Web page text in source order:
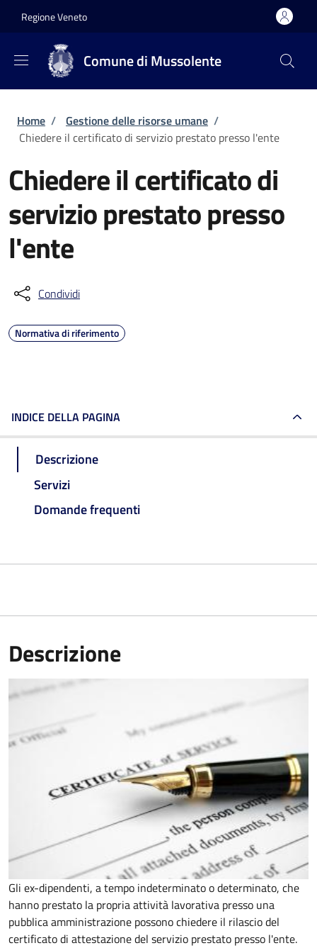
Regione Veneto
Comune di Mussolente
Briciole di pane
Home / Gestione delle risorse umane /
Chiedere il certificato di servizio prestato presso l'ente
Chiedere il certificato di
servizio prestato presso
l'ente
Condividi
Normativa di riferimento
INDICE DELLA PAGINA
Descrizione
Servizi
Domande frequenti
Descrizione
Gli ex-dipendenti, a tempo indeterminato o determinato, che
hanno prestato la propria attività lavorativa presso una
pubblica amministrazione possono chiedere il rilascio del
certificato di attestazione del servizio prestato presso l'ente.